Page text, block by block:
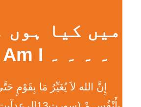
میں کیا ہوں
۔ ۔ ۔ ۔ What Am I
إِنَّ الله لاَ يُغَيِّرُ مَا بِقَوْمٍ